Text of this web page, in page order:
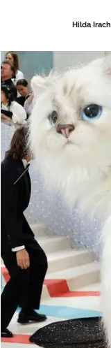
Hilda Irach